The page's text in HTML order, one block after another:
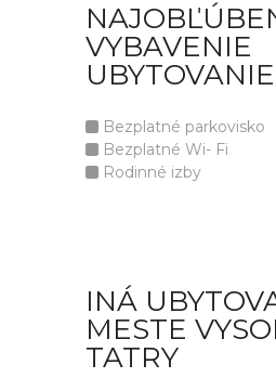
VYBAVENIE
UBYTOVANIE
Bezplatné parkovisko
Bezplatné Wi- Fi
Rodinné izby
INÁ
MESTE
TATRY